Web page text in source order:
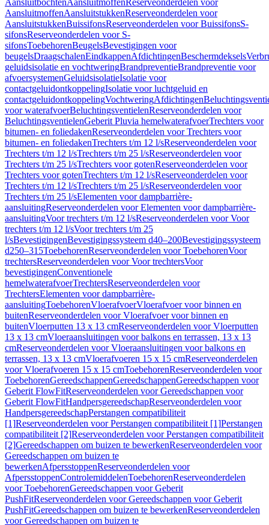
AansluitbochtenAansluitmoffenReserveonderdelen voor
AansluitmoffenAansluitstukkenReserveonderdelen voor
AansluitstukkenBuissifonsReserveonderdelen voor BuissifonsS-
sifonsReserveonderdelen voor S-
sifonsToebehorenBeugelsBevestigingen voor
beugelsDraagschalenEindkappenAfdichtingenBeschermdeksels
geluidsisolatie en vochtweringBrandpreventieBrandpreventie voor
afvoersystemenGeluidsisolatieIsolatie voor
contactgeluidontkoppelingIsolatie voor luchtgeluid en
contactgeluidontkoppelingVochtweringAfdichtingen
voor waterafvoerBeluchtingsventielenReserveonderdelen voor
BeluchtingsventielenGeberit Pluvia hemelwaterafvoerTrechters voor
bitumen- en foliedakenReserveonderdelen voor Trechters voor
bitumen- en foliedakenTrechters t/m 12 l/sReserveonderdelen voor
Trechters t/m 12 l/sTrechters t/m 25 l/sReserveonderdelen voor
Trechters t/m 25 l/sTrechters voor gotenReserveonderdelen voor
Trechters voor gotenTrechters t/m 12 l/sReserveonderdelen voor
Trechters t/m 12 l/sTrechters t/m 25 l/sReserveonderdelen voor
Trechters t/m 25 l/sElementen voor dampbarrière-
aansluitingReserveonderdelen voor Elementen voor dampbarrière-
aansluitingVoor trechters t/m 12 l/sReserveonderdelen voor Voor
trechters t/m 12 l/sVoor trechters t/m 25
l/sBevestigingenBevestigingssysteem d40–200Bevestigingssysteem
d250–315ToebehorenReserveonderdelen voor ToebehorenVoor
trechtersReserveonderdelen voor Voor trechtersVoor
bevestigingenConventionele
hemelwaterafvoerTrechtersReserveonderdelen voor
TrechtersElementen voor dampbarrière-
aansluitingToebehorenVloerafvoerVloerafvoer voor binnen en
buitenReserveonderdelen voor Vloerafvoer voor binnen en
buitenVloerputten 13 x 13 cmReserveonderdelen voor Vloerputten
13 x 13 cmVloeraansluitingen voor balkons en terrassen, 13 x 13
cmReserveonderdelen voor Vloeraansluitingen voor balkons en
terrassen, 13 x 13 cmVloerafvoeren 15 x 15 cmReserveonderdelen
voor Vloerafvoeren 15 x 15 cmToebehorenReserveonderdelen voor
ToebehorenGereedschappenGereedschappenGereedschappen voor
Geberit FlowFitReserveonderdelen voor Gereedschappen voor
Geberit FlowFitHandpersgereedschapReserveonderdelen voor
HandpersgereedschapPerstangen compatibiliteit
[1]Reserveonderdelen voor Perstangen compatibiliteit [1]Perstangen
compatibiliteit [2]Reserveonderdelen voor Perstangen compatibiliteit
[2]Gereedschappen om buizen te bewerkenReserveonderdelen voor
Gereedschappen om buizen te
bewerkenAfpersstoppenReserveonderdelen voor
AfpersstoppenControlemiddelenToebehorenReserveonderdelen
voor ToebehorenGereedschappen voor Geberit
PushFitReserveonderdelen voor Gereedschappen voor Geberit
PushFitGereedschappen om buizen te bewerkenReserveonderdelen
voor Gereedschappen om buizen te